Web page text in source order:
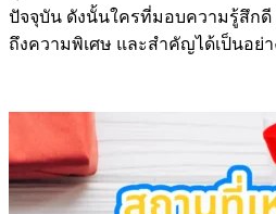
ปัจจุบัน ดังนั้นใครที่มอบความรู้สึก
ถึงความพิเศษ และสำคัญได้เป็นอย่